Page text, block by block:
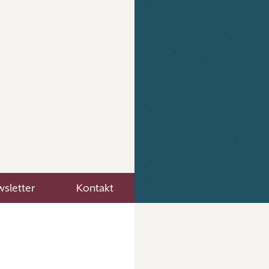
Kontakt